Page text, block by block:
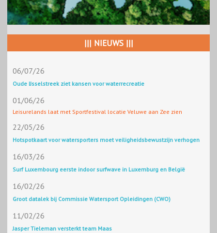
||| NIEUWS |||
06/07/26
Oude IJsselstreek ziet kansen voor waterrecreatie
01/06/26
Leisurelands laat met Sportfestival locatie Veluwe aan Zee zien
22/05/26
Hotspotkaart voor watersporters moet veiligheidsbewustzijn verhogen
16/03/26
Surf Luxembourg eerste indoor surfwave in Luxemburg en België
16/02/26
Groot datalek bij Commissie Watersport Opleidingen (CWO)
11/02/26
Jasper Tieleman versterkt team Maas